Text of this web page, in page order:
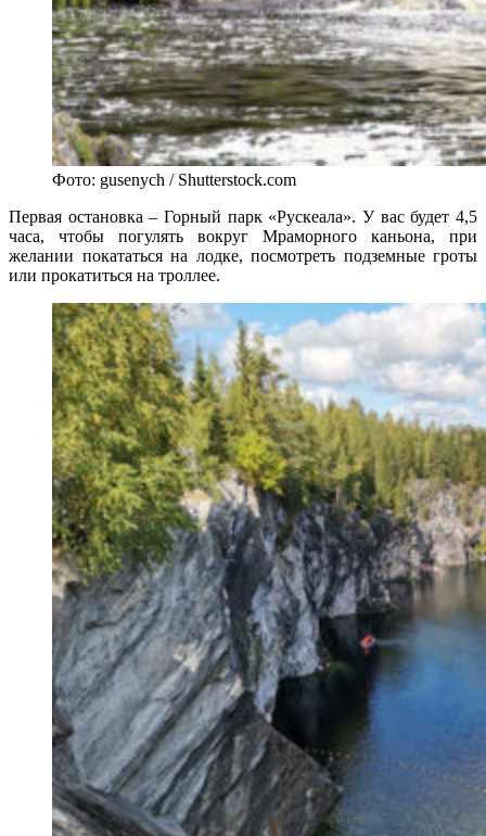
Фото: gusenych / Shutterstock.com
Первая остановка – Горный парк «Рускеала». У вас будет 4,5
часа, чтобы погулять вокруг Мраморного каньона, при
желании покататься на лодке, посмотреть подземные гроты
или прокатиться на троллее.